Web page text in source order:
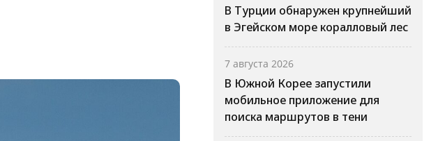
В Турции обнаружен крупнейший
в Эгейском море коралловый лес
7 августа 2026
В Южной Корее запустили
мобильное приложение для
поиска маршрутов в тени